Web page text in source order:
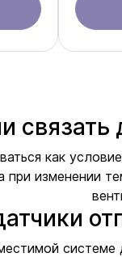
связать
как
при изменении
системе